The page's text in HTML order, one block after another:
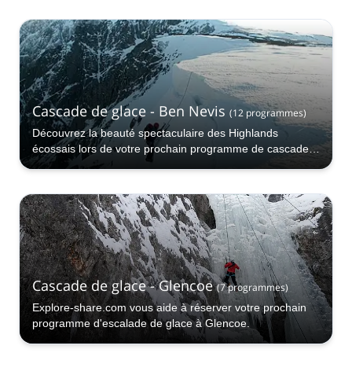
Cascade de glace - Ben Nevis (12 programmes)
Découvrez la beauté spectaculaire des Highlands
écossais lors de votre prochain programme de cascade
de glace.
Cascade de glace - Glencoe (7programmes)
Explore-share.com vous aide à réserver votre prochain
programme d'escalade de glace à Glencoe.